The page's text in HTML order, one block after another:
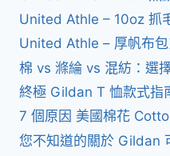
United Athle – 10oz 抓
United Athle – 厚帆布包
棉 vs 滌綸 vs 混紡：選
終極 Gildan T 恤款式指
7 個原因 美國棉花
您不知道的關於 Gildan